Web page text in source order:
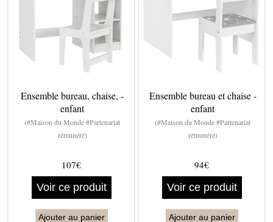
Ensemble bureau, chaise, -
enfant
(#Maison du Monde #Partenariat
rémunéré)
107€
Voir ce produit
Ajouter au panier
Ensemble bureau et chaise -
enfant
(#Maison du Monde #Partenariat
rémunéré)
94€
Voir ce produit
Ajouter au panier